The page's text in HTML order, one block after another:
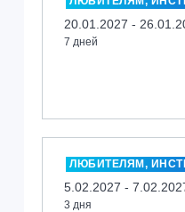
20.01.2027 -
7 дней
ЛЮБИТЕЛЯМ,
5.02.2027 -
3 дня